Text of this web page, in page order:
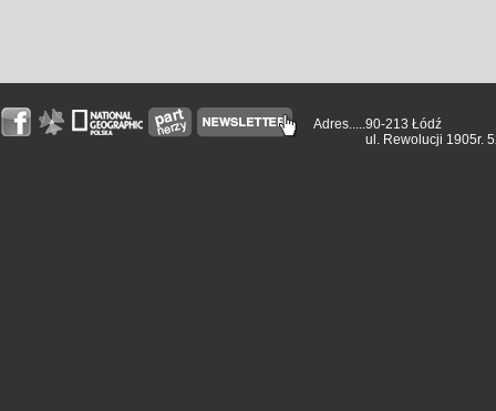
Adres.....90-213 Łódź
ul. Rewolucji 1905r.